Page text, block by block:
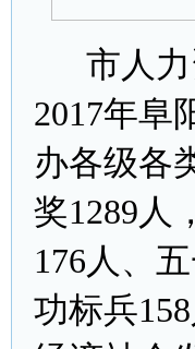
市人力
2017年阜
办各级各
奖1289人
176人、
功标兵